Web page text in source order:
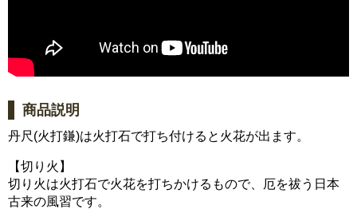
商品説明
丹尺(火打鎌)は火打石で打ち付けると火花が出ます。
【切り火】
切り火は火打石で火花を打ちかけるもので、厄を祓う日本
古来の風習です。